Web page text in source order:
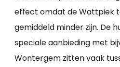
effect omdat de Wattpiek
gemiddeld minder zijn. De
speciale aanbieding met
Wontergem zitten vaak